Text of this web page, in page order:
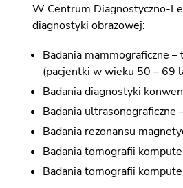
W Centrum Diagnostyczno-
diagnostyki obrazowej:
Badania mammograficzne
(pacjentki w wieku 50 – 69
Badania diagnostyki
Badania ultrasonograficzne
Badania rezonansu
Badania tomografii
Badania tomografii